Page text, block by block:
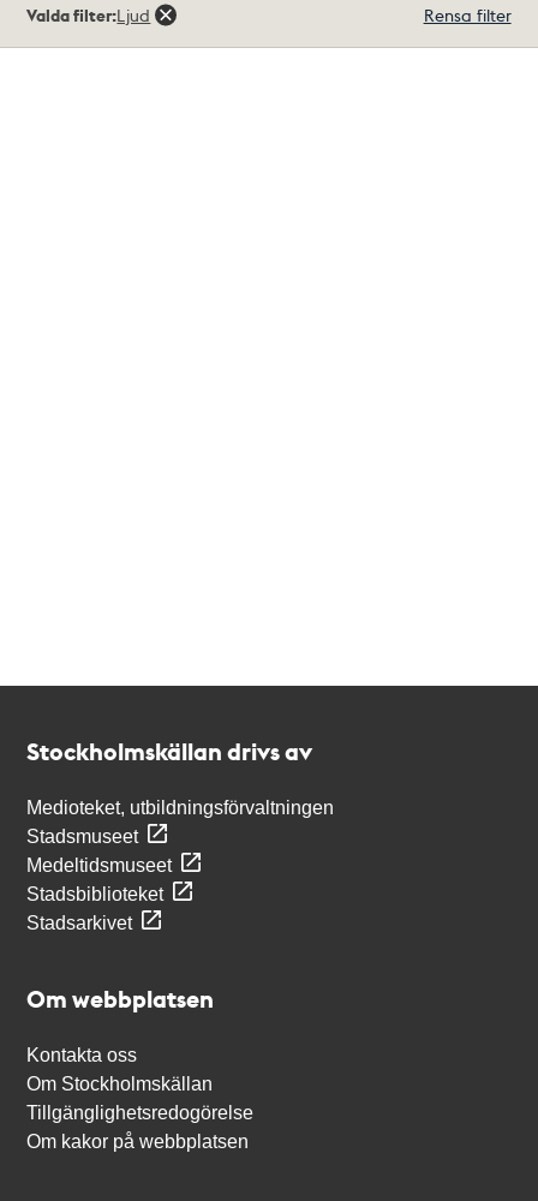
träffar
Valda filter:Ljud Rensa filter
Stockholmskällan drivs av
Medioteket, utbildningsförvaltningen
Stadsmuseet
Medeltidsmuseet
Stadsbiblioteket
Stadsarkivet
Om webbplatsen
Kontakta oss
Om Stockholmskällan
Tillgänglighetsredogörelse
Om kakor på webbplatsen